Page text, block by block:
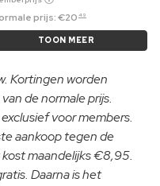
prijs:€20 49
TOON MEER
Kortingen worden
de normale prijs.
voor members.
aankoop tegen de
maandelijks €8,95.
Daarna is het